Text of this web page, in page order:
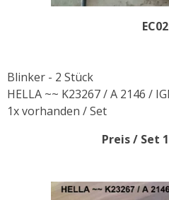
Blinker - 2 Stück
HELLA ~~ K23267 / A 2146 /
1x vorhanden / Set
Preis / Set